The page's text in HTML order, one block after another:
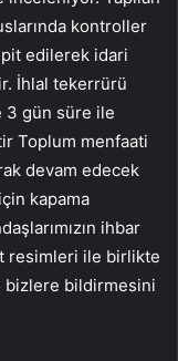
kontroller
edilerek idari
İhlal tekerrürü
3 gün süre ile
Toplum menfaati
devam edecek
kapama
ihbar
resimleri ile birlikte
bizlere bildirmesini